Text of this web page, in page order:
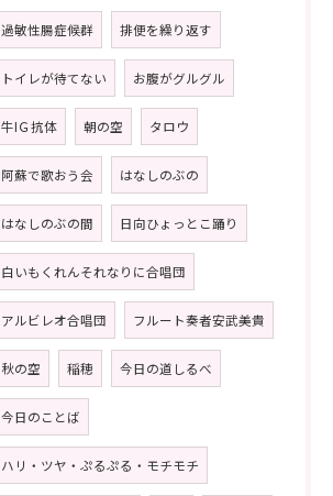
過敏性腸症候群 排便を繰り返す
トイレが待てない お腹がグルグル
牛IＧ抗体 朝の空 タロウ
阿蘇で歌おう会 はなしのぶの
はなしのぶの間 日向ひょっとこ踊り
白いもくれんそれなりに合唱団
アルビレオ合唱団 フルート奏者安武美貴
秋の空 稲穂 今日の道しるべ
今日のことば
ハリ・ツヤ・ぷるぷる・モチモチ